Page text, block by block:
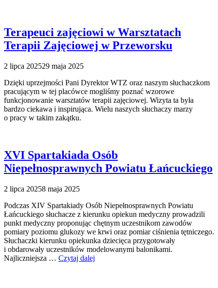
Terapeuci zajęciowi w Warsztatach
Terapii Zajęciowej w Przeworsku
2 lipca 202529 maja 2025
Dzięki uprzejmości Pani Dyrektor WTZ oraz naszym słuchaczkom
pracującym w tej placówce mogliśmy poznać wzorowe
funkcjonowanie warsztatów terapii zajęciowej. Wizyta ta była
bardzo ciekawa i inspirująca. Wielu naszych słuchaczy marzy
o pracy w takim zakątku.
XVI Spartakiada Osób
Niepełnosprawnych Powiatu Łańcuckiego
2 lipca 20258 maja 2025
Podczas XIV Spartakiady Osób Niepełnosprawnych Powiatu
Łańcuckiego słuchacze z kierunku opiekun medyczny prowadzili
punkt medyczny proponując chętnym uczestnikom zawodów
pomiary poziomu glukozy we krwi oraz pomiar ciśnienia tętniczego.
Słuchaczki kierunku opiekunka dziecięca przygotowały
i obdarowały uczestników modelowanymi balonikami.
Najliczniejsza … Czytaj dalej